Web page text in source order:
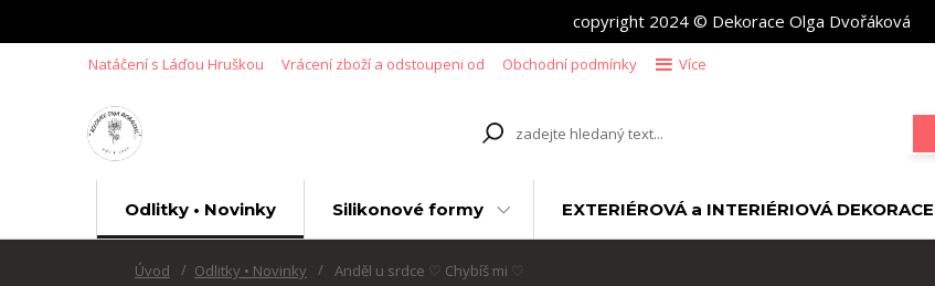
copyright 2024 © Dekorace Olga Dvořáková
Natáčení s Láďou Hruškou Vrácení zboží a odstoupeni od Obchodní podmínky Více
Odlitky • Novinky Silikonové formy EXTERIÉROVÁ a INTERIÉRIOVÁ DEKORACE
Úvod Odlitky • Novinky Anděl u srdce ♡ Chybíš mi ♡